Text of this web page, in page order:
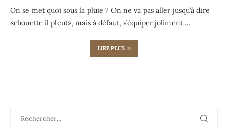
On se met quoi sous la pluie ? On ne va pas aller jusqu’à dire
«chouette il pleut», mais à défaut, s’équiper joliment …
LIRE PLUS